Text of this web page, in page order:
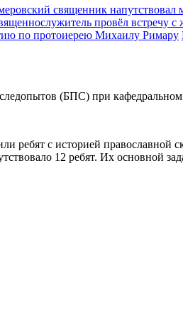
священник
провёл встречу
следопытов (БПС) при
с историей православной
12 ребят. Их основной